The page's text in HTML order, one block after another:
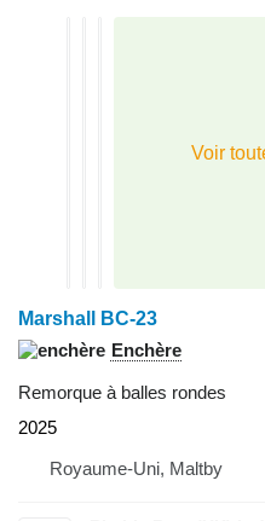
Marshall BC-23
Enchère
Remorque à balles rondes
2025
Royaume-Uni, Maltby